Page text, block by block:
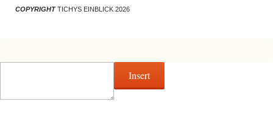
COPYRIGHTTICHYS EINBLICK 2026
Insert